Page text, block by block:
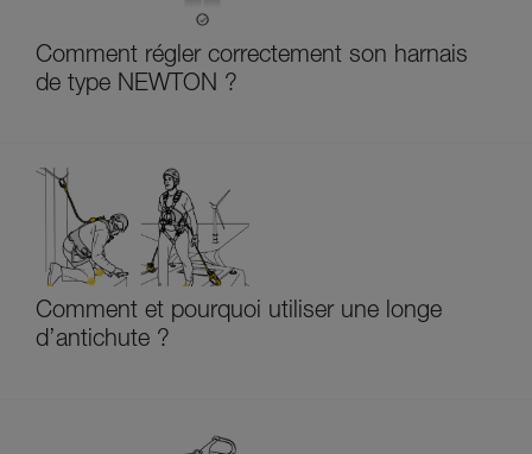
Comment régler correctement son harnais
de type NEWTON ?
Comment et pourquoi utiliser une longe
d’antichute ?